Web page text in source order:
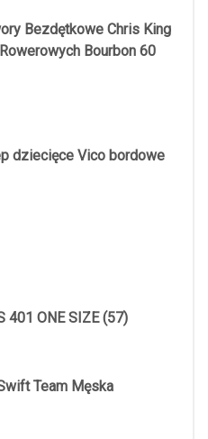
Bezdętkowe Chris King
Bourbon 60
dziecięce Vico bordowe
401 ONE SIZE (57)
Team Męska